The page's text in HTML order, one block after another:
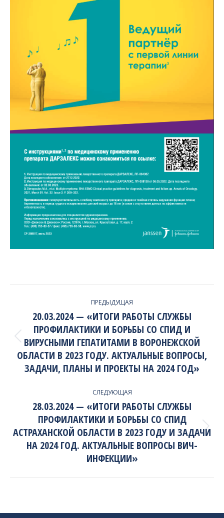
NAVIGATION
ПРЕДЫДУЩАЯ
Previous
project:
20.03.2024 — «ИТОГИ РАБОТЫ СЛУЖБЫ
ПРОФИЛАКТИКИ И БОРЬБЫ СО СПИД И
ВИРУСНЫМИ ГЕПАТИТАМИ В ВОРОНЕЖСКОЙ
ОБЛАСТИ В 2023 ГОДУ. АКТУАЛЬНЫЕ ВОПРОСЫ,
ЗАДАЧИ, ПЛАНЫ И ПРОЕКТЫ НА 2024 ГОД»
СЛЕДУЮЩАЯ
Next
project:
28.03.2024 — «ИТОГИ РАБОТЫ СЛУЖБЫ
ПРОФИЛАКТИКИ И БОРЬБЫ СО СПИД
АСТРАХАНСКОЙ ОБЛАСТИ В 2023 ГОДУ И ЗАДАЧИ
НА 2024 ГОД. АКТУАЛЬНЫЕ ВОПРОСЫ ВИЧ-
ИНФЕКЦИИ»